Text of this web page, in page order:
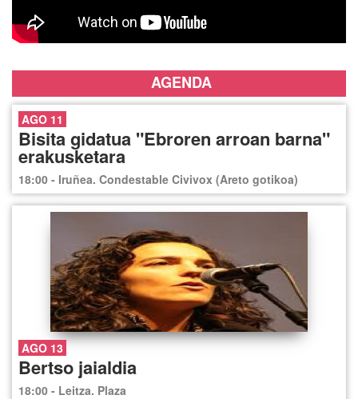
AGENDA
AGO 11
Bisita gidatua "Ebroren arroan barna"
erakusketara
18:00 - Iruñea. Condestable Civivox (Areto gotikoa)
AGO 13
Bertso jaialdia
18:00 - Leitza. Plaza